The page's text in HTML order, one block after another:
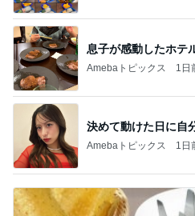
息子が感動したホテ
Amebaトピックス 1日
決めて動けた日に自
Amebaトピックス 1日